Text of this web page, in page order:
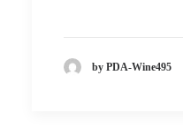
by PDA-Wine495